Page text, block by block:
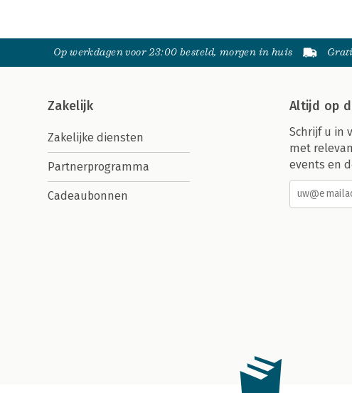
Op werkdagen voor 23:00 besteld, morgen in huis
Zakelijk
Zakelijke diensten
Partnerprogramma
Cadeaubonnen
Altijd op
Schrijf u in
met
events en